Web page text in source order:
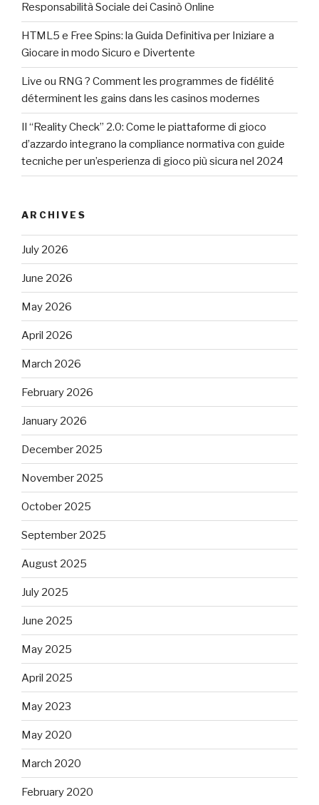
Responsabilità Sociale dei Casinò Online
HTML5 e Free Spins: la Guida Definitiva per Iniziare a
Giocare in modo Sicuro e Divertente
Live ou RNG ? Comment les programmes de fidélité
déterminent les gains dans les casinos modernes
Il “Reality Check” 2.0: Come le piattaforme di gioco
d’azzardo integrano la compliance normativa con guide
tecniche per un’esperienza di gioco più sicura nel 2024
ARCHIVES
July 2026
June 2026
May 2026
April 2026
March 2026
February 2026
January 2026
December 2025
November 2025
October 2025
September 2025
August 2025
July 2025
June 2025
May 2025
April 2025
May 2023
May 2020
March 2020
February 2020